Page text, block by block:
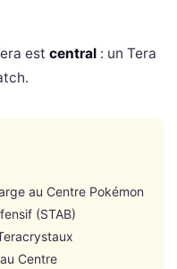
est central : un Tera
au Centre Pokémon
(STAB)
Centre